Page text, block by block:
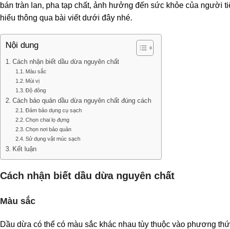
bán tràn lan, pha tạp chất, ảnh hưởng đến sức khỏe của người
hiểu thông qua bài viết dưới đây nhé.
Nội dung
Cách nhận biết dầu dừa nguyên chất
Màu sắc
Mùi vị
Độ đông
Cách bảo quản dầu dừa nguyên chất đúng cách
Đảm bảo dụng cụ sạch
Chọn chai lọ đựng
Chọn nơi bảo quản
Sử dụng vật múc sạch
Kết luận
Cách nhận biết dầu dừa nguyên chất
Màu sắc
Dầu dừa có thể có màu sắc khác nhau tùy thuộc vào phương